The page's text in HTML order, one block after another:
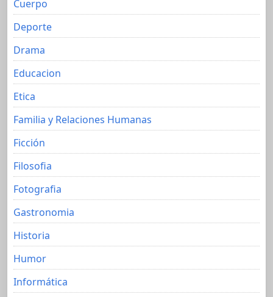
Cuerpo
Deporte
Drama
Educacion
Etica
Familia y Relaciones Humanas
Ficción
Filosofia
Fotografia
Gastronomia
Historia
Humor
Informática